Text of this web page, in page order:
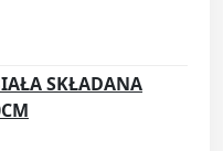
SKŁADANA